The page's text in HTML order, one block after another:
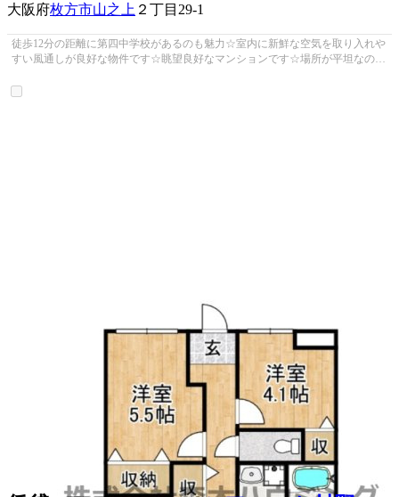
大阪府枚方市山之上 ２丁目29-1
徒歩12分の距離に第四中学校があるのも魅力☆室内に新鮮な空気を取り入れや
すい風通しが良好な物件です☆眺望良好なマンションです☆場所が平坦なの